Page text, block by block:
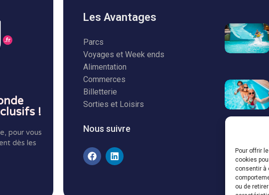
Pour offrir
cookies
consentir à
ou de
!
pour vous
dès les
Les Avantages
Parcs
Voyages et Week ends
Alimentation
Commerces
Billetterie
Sorties et Loisirs
Nous suivre